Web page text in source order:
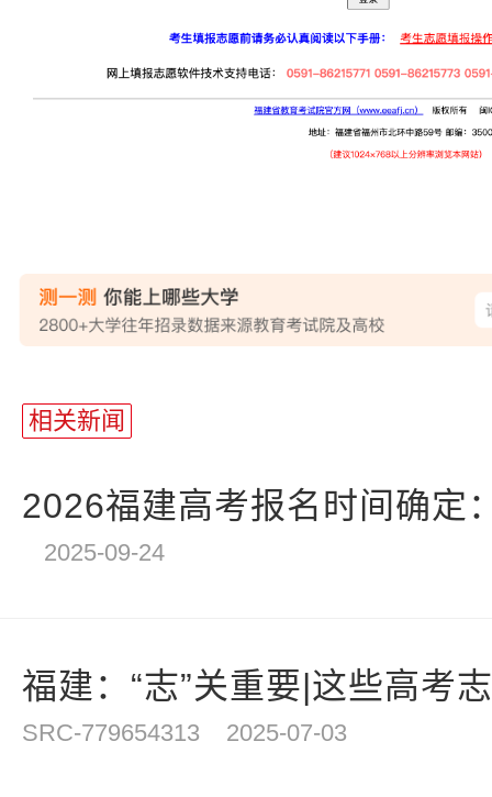
相关新闻
2026福建高考报名时间确定
2025-09-24
福建：“志”关重要|这些高考
SRC-779654313 2025-07-03